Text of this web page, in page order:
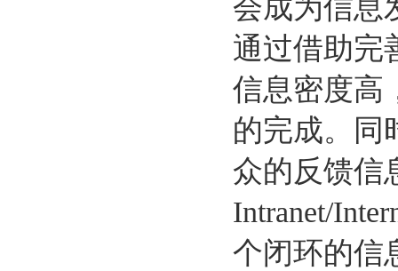
会成为信息
通过借助完
信息密度高
的完成。同
众的反馈信
Intranet/
个闭环的信